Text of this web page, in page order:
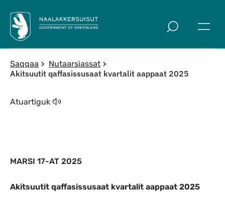
Saqqaa Nutaarsiassat
Akitsuutit qaffasissusaat kvartalit aappaat 2025
Atuartiguk
MARSI 17-AT 2025
Akitsuutit qaffasissusaat kvartalit aappaat 2025